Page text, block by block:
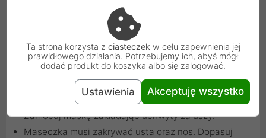
nowej i czystej maseczki.
Przed nałożeniem maseczki umyj dokładnie ręce
ciepłą wodą z mydłem przez 30 sekund lub użyj
środka do dezynfekcji.
Przyłóż maseczkę do twarzy kolorową stroną na
zewnątrz tak, aby tunel z drucikiem był na górze.
Zamocuj maskę zakładając uchwyty za uszy.
Maseczka musi zakrywać usta oraz nos. Dopasuj
Ta strona korzysta z ciasteczek w celu zapewnienia jej
prawidłowego działania. Potrzebujemy ich, abyś mógł
dodać produkt do koszyka albo się zalogować.
Ustawienia Akceptuję wszystko